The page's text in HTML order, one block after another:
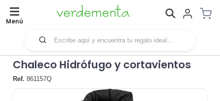
Menú
Chaleco Hidrófugo y cortavientos
Ref. 861157Q